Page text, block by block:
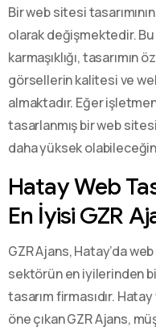
Bir web sitesi
olarak değişmektedir.
karmaşıklığı, tasarımın
görsellerin kalitesi ve
almaktadır. Eğer
tasarlanmış bir web
daha yüksek
Hatay Web
En İyisi GZR
GZR Ajans, Hatay’da
sektörün en iyilerinden
tasarım firmasıdır.
öne çıkan GZR Ajans,